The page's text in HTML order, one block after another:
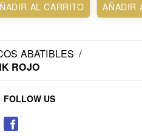
AL CARRITO AÑADIR
ABATIBLES /
ROJO
FOLLOW US